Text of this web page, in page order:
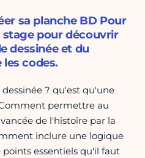
sa planche BD Pour
stage pour découvrir
dessinée et du
codes.
? qu'est qu'une
permettre au
de l'histoire par la
inclure une logique
essentiels qu'il faut